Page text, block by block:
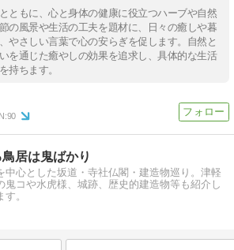
ともに、心と身体の健康に役立つハーブや自然
の風景や生活の工夫を題材に、日々の癒しや暮
やさしい言葉で心の安らぎを促します。自然と
を通じた癒やしの効果を追求し、具体的な生活
持ちます。
90
鳥居は鬼ばかり
中心とした坂道・寺社仏閣・建造物巡り。津軽
鬼コや水虎様、城跡、歴史的建造物等も紹介し
。